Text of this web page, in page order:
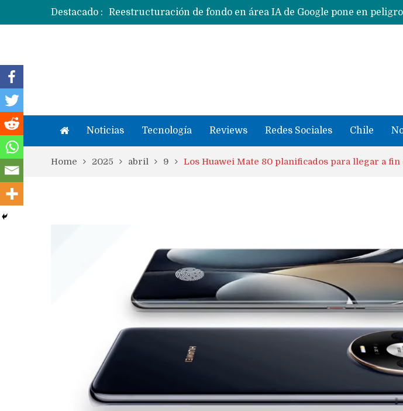
Destacado :
Noticias Tecnología Reviews Redes Sociales Chile
Home 2025 abril 9 Los Huawei Mate 80 planificados para llegar a